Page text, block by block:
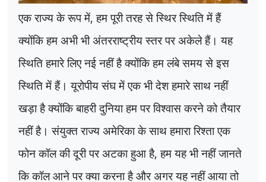
एक राज्य के रूप में,हम पूरी तरह से स्थिर स्थिति में हैं
क्योंकि हम अभी भी अंतरराष्ट्रीय स्तर पर अकेले हैं। यह
स्थिति हमारे लिए नई नहीं है क्योंकि हम लंबे समय से इस
स्थिति में हैं। यूरोपीय संघ में एक भी देश हमारे साथ नहीं
खड़ा है क्योंकि बाहरी दुनिया हम पर विश्वास करने को तैयार
नहीं है। संयुक्त राज्य अमेरिका के साथ हमारा रिश्ता एक
फोन कॉल की दूरी पर अटका हुआ है,हम यह भी नहीं जानते
कि कॉल आने पर क्या करना है और अगर यह नहीं आया तो